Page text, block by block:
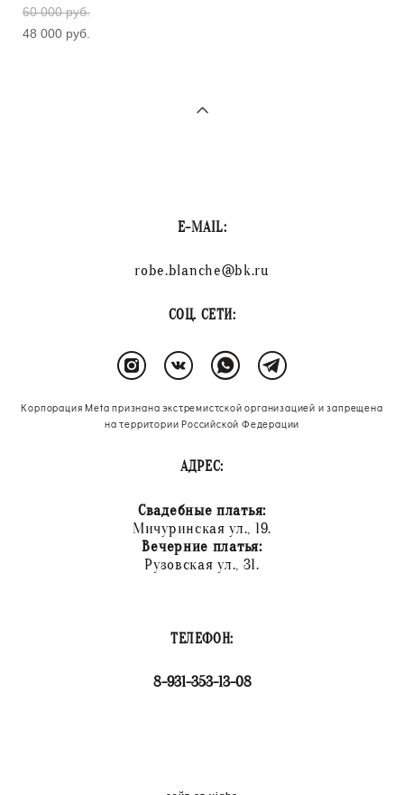
60 000 pуб.
48 000 pуб.
E-MAIL:
robe.blanche@bk.ru
СОЦ. СЕТИ:
Корпорация Meta признана экстремистской организацией и запрещена
на территории Российской Федерации
АДРЕС:
Свадебные платья:
Мичуринская ул., 19.
Вечерние платья:
Рузовская ул., 31.
ТЕЛЕФОН:
8-931-353-13-08